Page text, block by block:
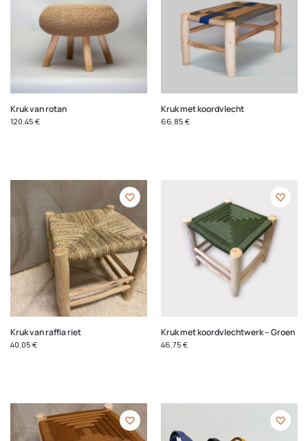
Kruk van rotan
120,45 €
Kruk met koordvlecht
66,85 €
Kruk van raffia riet
40,05 €
Kruk met koordvlechtwerk – Groen
46,75 €